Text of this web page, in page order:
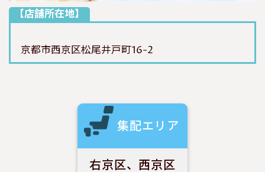
【店舗所在地】
京都市西京区松尾井戸町16-2
集配エリア
右京区、西京区